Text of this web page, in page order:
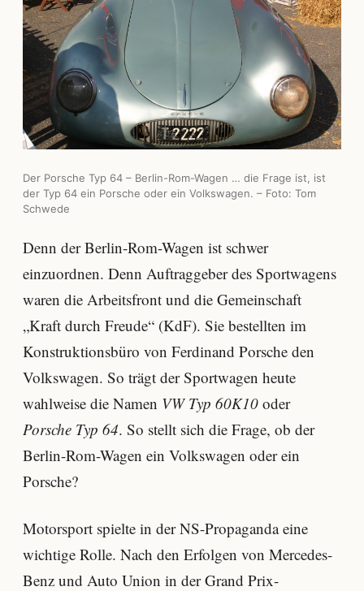
Der Porsche Typ 64 – Berlin-Rom-Wagen … die Frage ist, ist
der Typ 64 ein Porsche oder ein Volkswagen. – Foto: Tom
Schwede
Denn der Berlin-Rom-Wagen ist schwer
einzuordnen. Denn Auftraggeber des Sportwagens
waren die Arbeitsfront und die Gemeinschaft
„Kraft durch Freude“ (KdF). Sie bestellten im
Konstruktionsbüro von Ferdinand Porsche den
Volkswagen. So trägt der Sportwagen heute
wahlweise die Namen VW Typ 60K10 oder
Porsche Typ 64. So stellt sich die Frage, ob der
Berlin-Rom-Wagen ein Volkswagen oder ein
Porsche?
Motorsport spielte in der NS-Propaganda eine
wichtige Rolle. Nach den Erfolgen von Mercedes-
Benz und Auto Union in der Grand Prix-